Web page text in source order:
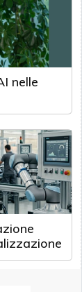
nelle